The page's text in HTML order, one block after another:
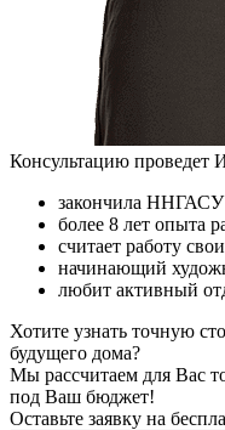
Консультацию проведет
закончила ННГАСУ
более 8 лет опыта
считает работу
начинающий
любит активный
Хотите узнать точную
будущего дома?
Мы рассчитаем для Вас
под Ваш бюджет!
Оставьте заявку на